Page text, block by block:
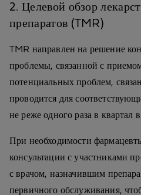
2. Целевой обзор
препаратов (TMR)
TMR направлен на решение
проблемы, связанной с
потенциальных проблем,
проводится для
не реже одного раза в квартал
При необходимости
консультации с участниками
с врачом, назначившим
первичного обслуживания,